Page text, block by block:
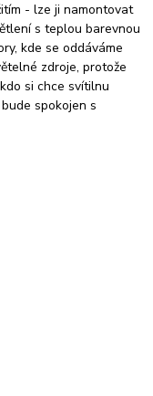
- lze ji namontovat
s teplou barevnou
kde se oddáváme
zdroje, protože
si chce svítilnu
spokojen s